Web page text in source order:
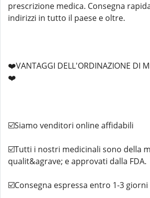
prescrizione medica. Consegna
indirizzi in tutto il paese e oltre.
❤️VANTAGGI DELL'ORDINAZIONE DI
❤️
☑️Siamo venditori online affidabili
☑️Tutti i nostri medicinali sono della
qualit&agrave; e approvati dalla FDA.
☑️Consegna espressa entro 1-3 giorni